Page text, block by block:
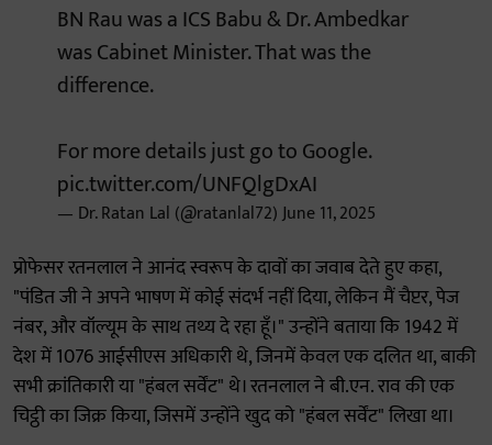
BN Rau was a ICS Babu & Dr. Ambedkar
was Cabinet Minister. That was the
difference.
For more details just go to Google.
pic.twitter.com/UNFQlgDxAI
— Dr. Ratan Lal (@ratanlal72)June 11, 2025
प्रोफेसर रतनलाल ने आनंद स्वरूप के दावों का जवाब देते हुए कहा,
"पंडित जी ने अपने भाषण में कोई संदर्भ नहीं दिया, लेकिन मैं चैप्टर, पेज
नंबर, और वॉल्यूम के साथ तथ्य दे रहा हूँ।" उन्होंने बताया कि 1942 में
देश में 1076 आईसीएस अधिकारी थे, जिनमें केवल एक दलित था, बाकी
सभी क्रांतिकारी या "हंबल सर्वेंट" थे। रतनलाल ने बी.एन. राव की एक
चिट्ठी का जिक्र किया, जिसमें उन्होंने खुद को "हंबल सर्वेंट" लिखा था।